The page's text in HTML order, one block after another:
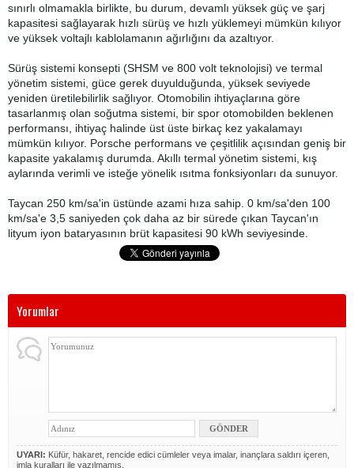
sınırlı olmamakla birlikte, bu durum, devamlı yüksek güç ve şarj
kapasitesi sağlayarak hızlı sürüş ve hızlı yüklemeyi mümkün kılıyor
ve yüksek voltajlı kablolamanın ağırlığını da azaltıyor.
Sürüş sistemi konsepti (SHSM ve 800 volt teknolojisi) ve termal
yönetim sistemi, güce gerek duyulduğunda, yüksek seviyede
yeniden üretilebilirlik sağlıyor. Otomobilin ihtiyaçlarına göre
tasarlanmış olan soğutma sistemi, bir spor otomobilden beklenen
performansı, ihtiyaç halinde üst üste birkaç kez yakalamayı
mümkün kılıyor. Porsche performans ve çeşitlilik açısından geniş bir
kapasite yakalamış durumda. Akıllı termal yönetim sistemi, kış
aylarında verimli ve isteğe yönelik ısıtma fonksiyonları da sunuyor.
Taycan 250 km/sa'in üstünde azami hıza sahip. 0 km/sa'den 100
km/sa'e 3,5 saniyeden çok daha az bir sürede çıkan Taycan'ın
lityum iyon bataryasının brüt kapasitesi 90 kWh seviyesinde.
Yorumlar
UYARI: Küfür, hakaret, rencide edici cümleler veya imalar, inançlara saldırı içeren,
imla kuralları ile yazılmamış,